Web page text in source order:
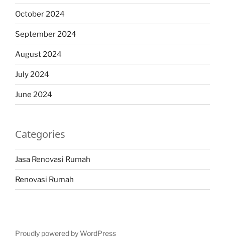
October 2024
September 2024
August 2024
July 2024
June 2024
Categories
Jasa Renovasi Rumah
Renovasi Rumah
Proudly powered by WordPress